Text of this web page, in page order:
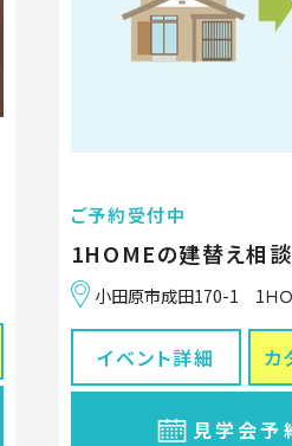
ご予約受付中
1HOMEの建替え相
小田原市成田170-1 1Ｈ
イベント詳細 カ
見学会予